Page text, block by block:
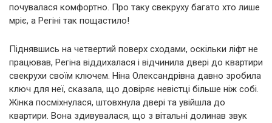
почувалася комфортно. Про таку свекруху багато хто лише
мріє, а Регіні так пощастило!
Піднявшись на четвертий поверх сходами, оскільки ліфт не
працював, Регіна віддихалася і відчинила двері до квартири
свекрухи своїм ключем. Ніна Олександрівна давно зробила
ключ для неї, сказала, що довіряє невістці більше ніж собі.
Жінка посміхнулася, штовхнула двері та увійшла до
квартири. Вона здивувалася, що з вітальні долинав звук